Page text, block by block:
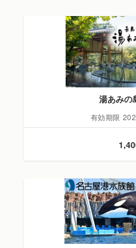
湯あみの
有効期限